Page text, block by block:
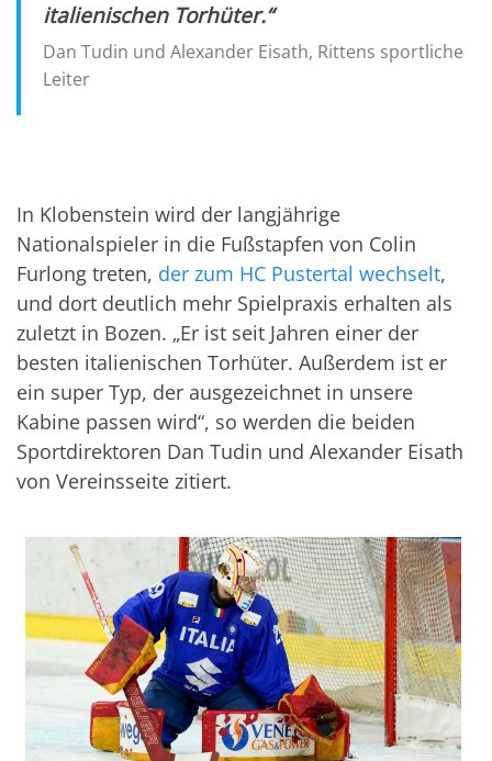
italienischen Torhüter.“
Dan Tudin und Alexander Eisath, Rittens sportliche
Leiter
In Klobenstein wird der langjährige
Nationalspieler in die Fußstapfen von Colin
Furlong treten, der zum HC Pustertal wechselt,
und dort deutlich mehr Spielpraxis erhalten als
zuletzt in Bozen. „Er ist seit Jahren einer der
besten italienischen Torhüter. Außerdem ist er
ein super Typ, der ausgezeichnet in unsere
Kabine passen wird“, so werden die beiden
Sportdirektoren Dan Tudin und Alexander Eisath
von Vereinsseite zitiert.